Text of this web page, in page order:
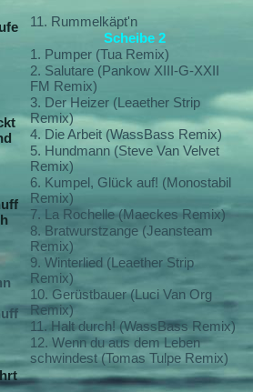
11. Rummelkäpt'n
Scheibe 2
1. Pumper (Tua Remix)
2. Salutare (Pankow XIII-G-XXII
FM Remix)
3. Der Heizer (Leaether Strip
Remix)
4. Die Arbeit (WassBass Remix)
5. Hundmann (Steve Van Velvet
Remix)
6. Kumpel, Glück auf! (Monostabil
Remix)
7. La Rochelle (Maeckes Remix)
8. Bratwurstzange (Jeansteam
Remix)
9. Winterlied (Leaether Strip
Remix)
10. Gerüstbauer (Luci Van Org
Remix)
11. Halt durch! (WassBass Remix)
12. Wenn du aus dem Leben
schwindest (Tomas Tulpe Remix)